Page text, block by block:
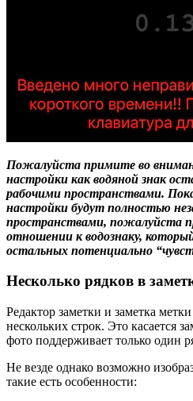
Пожалуйста примите во
настройки как водяной знак
рабочими пространствами.
настройки будут полностью
пространствами, пожалуйста
отношении к водознаку,
остальных потенциально
Несколько рядков в
Редактор заметки и заметка
нескольких строк. Это касается
фото поддерживает только один
Не везде однако возможно
такие есть особенности: